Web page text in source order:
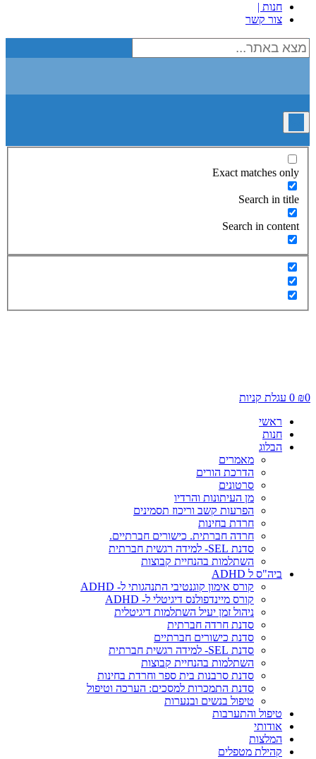
חנות |
צור קשר
Exact matches only
Search in title
Search in content
₪0
0 עגלת קניות
ראשי
חנות
הבלוג
מאמרים
הדרכת הורים
סרטונים
מן העיתונות והרדיו
הפרעות קשב וריכוז תסמינים
חרדת בחינות
חרדה חברתית. כישורים חברתיים.
סדנת SEL- למידה רגשית חברתית
השתלמות בהנחיית קבוצות
ביה"ס ל ADHD
קורס אימון קוגנטיבי התנהגותי ל- ADHD
קורס מיינדפולנס דיגיטלי ל- ADHD
ניהול זמן יעיל השתלמות דיגיטלית
סדנת חרדה חברתית
סדנת כישורים חברתיים
סדנת SEL- למידה רגשית חברתית
השתלמות בהנחיית קבוצות
סדנת סרבנות בית ספר וחרדת בחינות
סדנת התמכרות למסכים: הערכה וטיפול
טיפול בנשים ובנערות
טיפול והתערבות
אודותי
המלצות
קהילת מטפלים